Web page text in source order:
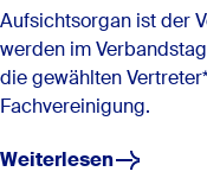
Aufsichtsorgan ist der
werden im
die gewählten
Fachvereinigung.
Weiterlesen